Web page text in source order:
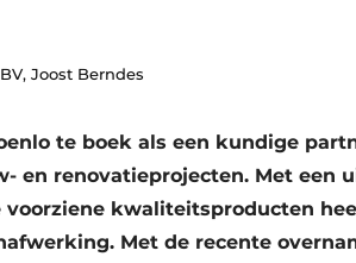
Joost Berndes
te boek als een kundige
en renovatieprojecten. Met een
kwaliteitsproducten
Met de recente